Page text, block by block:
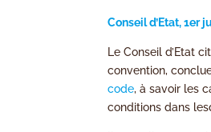
Conseil d’Etat, 1er
Le Conseil d’Etat
convention,
code, à savoir les
conditions dans